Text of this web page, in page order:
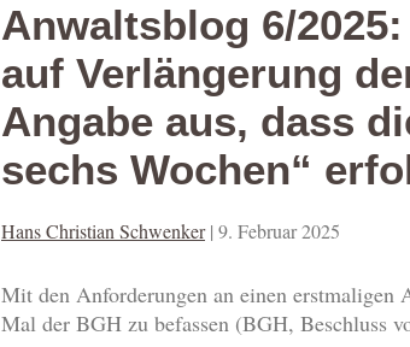
Anwaltsblog 6/
auf Verlängerung
Angabe aus, dass
sechs Wochen“
Hans Christian Schwenker | 9. Februar 2025
Mit den Anforderungen an einen erstmaligen
Mal der BGH zu befassen (BGH, Beschluss